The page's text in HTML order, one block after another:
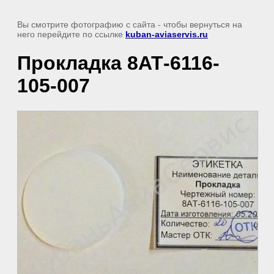
Вы смотрите фотографию с сайта - чтобы вернуться на
него перейдите по ссылке kuban-aviaservis.ru
Прокладка 8АТ-6116-
105-007